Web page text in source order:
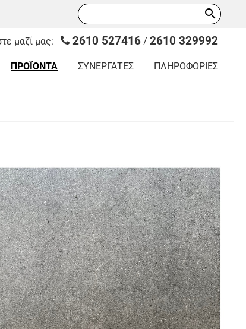
search
μαζί μας: 2610 527416 / 2610 329992
ΠΡΟΪΟΝΤΑ ΣΥΝΕΡΓΑΤΕΣ ΠΛΗΡΟΦΟΡΙΕΣ